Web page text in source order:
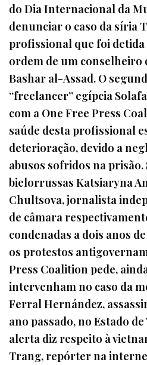
do Dia Internacional da
denunciar o caso da síria
profissional que foi detida
ordem de um conselheiro
Bashar al-Assad. O
“freelancer” egípcia
com a One Free Press
saúde desta profissional
deterioração, devido a
abusos sofridos na prisão.
bielorrussas Katsiaryna
Chultsova, jornalista
de câmara
condenadas a dois anos
os protestos
Press Coalition pede,
intervenham no caso da
Ferral Hernández,
ano passado, no Estado
alerta diz respeito à
Trang, repórter na